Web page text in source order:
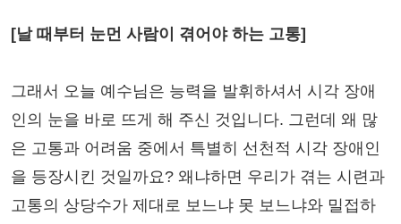
[날 때부터 눈먼 사람이 겪어야 하는 고통]
그래서 오늘 예수님은 능력을 발휘하셔서 시각 장애
인의 눈을 바로 뜨게 해 주신 것입니다. 그런데 왜 많
은 고통과 어려움 중에서 특별히 선천적 시각 장애인
을 등장시킨 것일까요? 왜냐하면 우리가 겪는 시련과
고통의 상당수가 제대로 보느냐 못 보느냐와 밀접하